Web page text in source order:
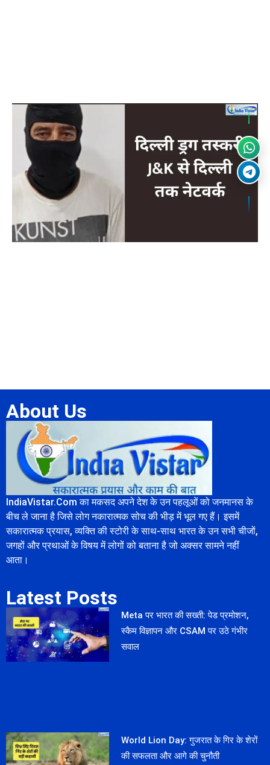
About Us
IndiaVistar.Com का मकसद अपने देश के उन पहलूओं को जनमानस के
बीच ले जाना है जिसे लोग नकारात्मक सोच की भीड़ में भूल गए हैं। इसमें
सकारात्मक प्रयास, व्यक्ति की स्टोरी के साथ-साथ भारत के उन सभी चीजों,
जगहों और प्रथाओं के विषय में लोगों को बताना है जो अक्सर सामने नहीं
आता।
Latest Posts
Meta पर भारत की सख्ती: पेड प्रमोशन,
स्कैम विज्ञापन और CSAM पर उठे गंभीर
सवाल
World Lion Day: गुजरात के गिर के शेरों
की सफलता और आगे की चुनौती